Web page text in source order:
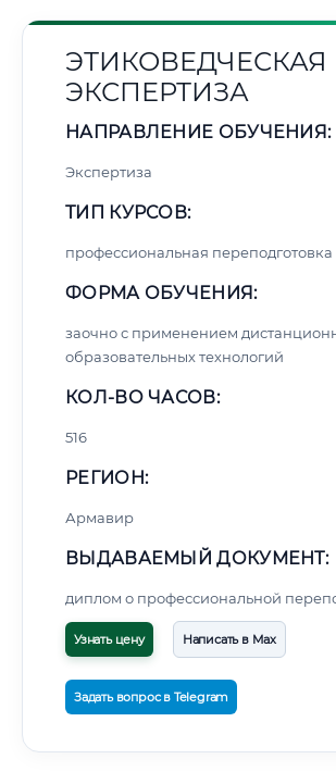
ЭТИКОВЕДЧЕСКАЯ
ЭКСПЕРТИЗА
НАПРАВЛЕНИЕ ОБУЧЕНИЯ:
Экспертиза
ТИП КУРСОВ:
профессиональная переподготовка
ФОРМА ОБУЧЕНИЯ:
заочно с применением
образовательных технологий
КОЛ-ВО ЧАСОВ:
516
РЕГИОН:
Армавир
ВЫДАВАЕМЫЙ ДОКУМЕНТ:
диплом о профессиональной
Узнать цену Написать в Max
Задать вопрос в Telegram